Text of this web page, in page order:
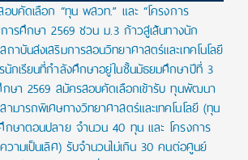
บคัดเลือก “ทุน พสวท.” และ “โครงการ
ารศึกษา 2569 ชวน ม.3 ก้าวสู่เส้นทางนัก
าบันส่งเสริมการสอนวิทยาศาสตร์และเทคโนโลยี
นักเรียนที่กำลังศึกษาอยู่ในชั้นมัธยมศึกษาปีที่ 3
กษา 2569 สมัครสอบคัดเลือกเข้ารับ ทุนพัฒนา
ามารถพิเศษทางวิทยาศาสตร์และเทคโนโลยี (ทุน
ษาตอนปลาย จำนวน 40 ทุน และ โครงการ
ามเป็นเลิศ) รับจำนวนไม่เกิน 30 คนต่อศูนย์